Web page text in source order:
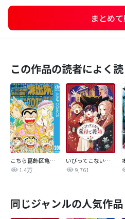
まとめ
この作品の読者によく
こちら葛飾区亀有公園前派出所
1.4万
いびってこない義母と義姉
9,761
同じジャンルの人気作品